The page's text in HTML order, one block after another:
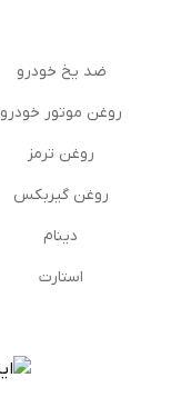
ضد یخ خودرو
روغن موتور خودرو
روغن ترمز
روغن گیربكس
دینام
استارت